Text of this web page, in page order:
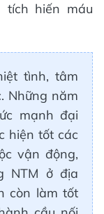
tích hiến máu
tình, tâm
Những năm
mạnh đại
hiện tốt các
vận động,
NTM ở địa
còn làm tốt